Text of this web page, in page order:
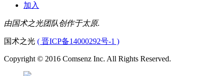
加入
由国术之光团队创作于太原.
国术之光 ( 晋ICP备14000292号-1 )
Copyright © 2016 Comsenz Inc. All Rights Reserved.